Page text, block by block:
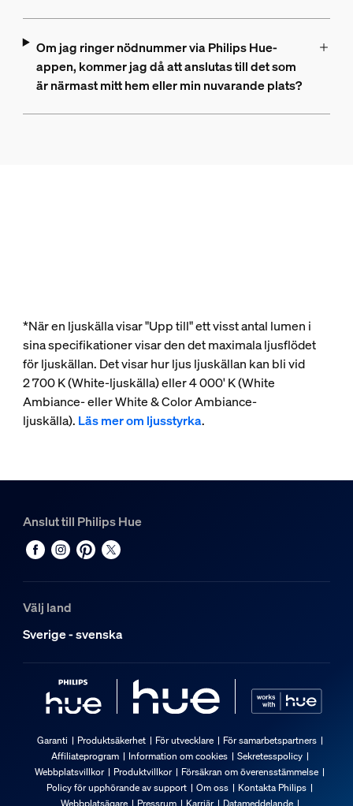
Om jag ringer nödnummer via Philips Hue-
appen, kommer jag då att anslutas till det som
är närmast mitt hem eller min nuvarande plats?
*När en ljuskälla visar "Upp till" ett visst antal lumen i
sina specifikationer visar den det maximala ljusflödet
för ljuskällan. Det visar hur ljus ljuskällan kan bli vid
2 700 K (White-ljuskälla) eller 4 000' K (White
Ambiance- eller White & Color Ambiance-
ljuskälla). Läs mer om ljusstyrka.
Anslut till Philips Hue
Välj land
Sverige - svenska
Garanti Produktsäkerhet För utvecklare
För samarbetspartners
Affiliateprogram
Information om cookies
Sekretesspolicy
Webbplatsvillkor
Produktvillkor
Försäkran om överensstämmelse
Policy för upphörande av support
Om oss
Kontakta Philips
Webbplatsägare
Pressrum Karriär Datameddelande